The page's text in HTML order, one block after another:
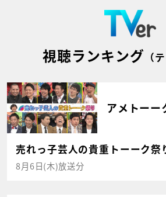
視聴ランキング （
アメトーー
売れっ子芸人の貴重トーーク祭
8月6日(木)放送分